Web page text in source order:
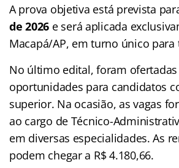
A prova objetiva está prevista
de 2026 e será aplicada
Macapá/AP, em turno único para
No último edital, foram ofertadas
oportunidades para candidatos
superior. Na ocasião, as vagas
ao cargo de Técnico-
em diversas especialidades. As
podem chegar a R$ 4.180,66.